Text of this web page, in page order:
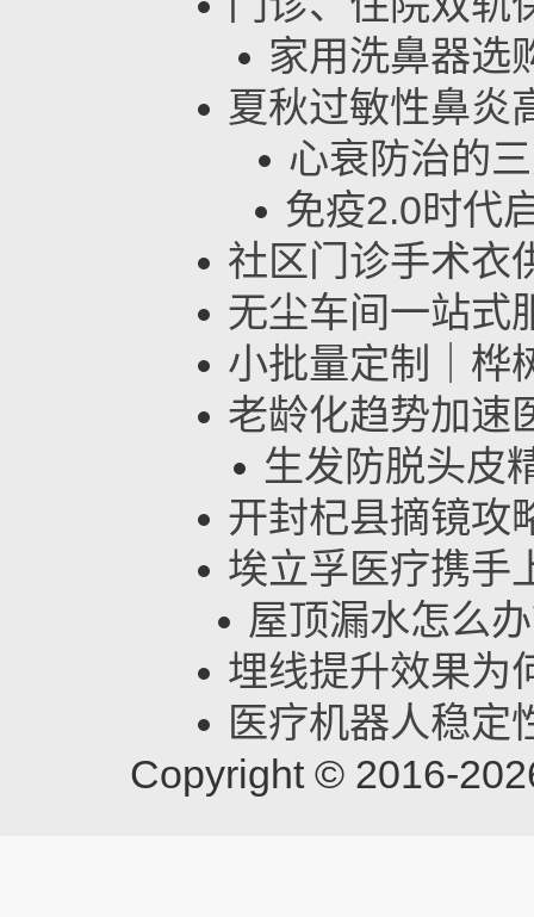
家用洗鼻器选
夏秋过敏性鼻炎
心衰防治的
免疫2.0时代
社区门诊手术衣
无尘车间一站式
小批量定制｜桦
老龄化趋势加速
生发防脱头皮
开封杞县摘镜攻
埃立孚医疗携手
屋顶漏水怎么
埋线提升效果为
医疗机器人稳定
Copyright © 2016-